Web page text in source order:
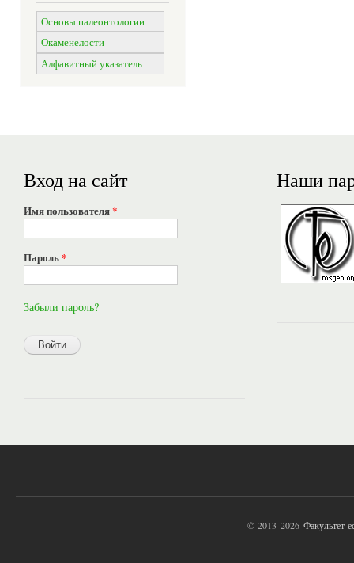
Основы палеонтологии
Окаменелости
Алфавитный указатель
Вход на сайт
Имя пользователя*
Пароль*
Забыли пароль?
Наши
© 2013-2026 Факультет